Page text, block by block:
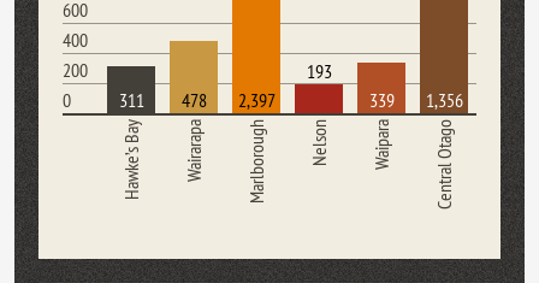
600
400
200
0
Hawke’s Bay Wairarapa Marlborough Nelson Waipara Central Otago
311 478 2,397
193
339
1,356